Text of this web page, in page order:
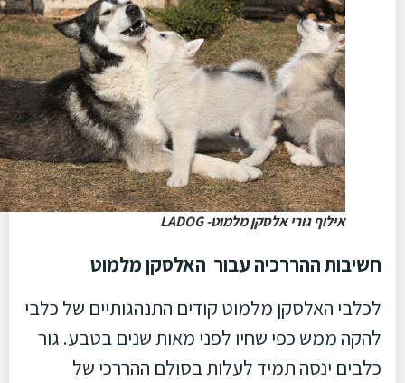
אילוף גורי אלסקן מלמוט- LADOG
חשיבות ההררכיה עבור האלסקן מלמוט
לכלבי האלסקן מלמוט קודים התנהגותיים של כלבי
להקה ממש כפי שחיו לפני מאות שנים בטבע. גור
כלבים ינסה תמיד לעלות בסולם ההררכי של